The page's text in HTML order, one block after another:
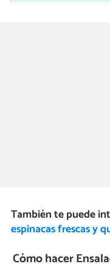
También te puede
espinacas frescas y
Cómo hacer